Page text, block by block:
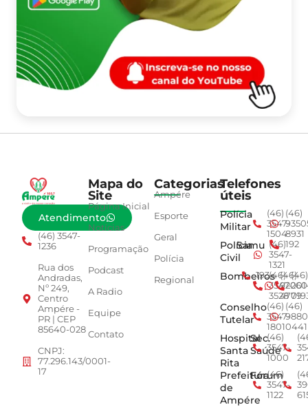
Atendimento
(46) 3547-
1236
Rua dos
Andradas,
Nº 249,
Centro
Ampére -
PR | CEP
85640-028
CNPJ:
77.296.143/0001-
17
Mapa do
Site
Página Inicial
Notícias
Programação
Podcast
A Radio
Equipe
Contato
Categorias
Ampére
Esporte
Geral
Polícia
Regional
Telefones
úteis
Polícia
Militar
(46)
3547-
1504
(46)
8931
Polícia
Civil
Samu (46)
3547-
1321
192
Bombeiros
193(46)
3547-
3528
(46)
4779
(46)
Conselho
Tutelar
(46)
3547-
1801
(46)
0441
Hospital
Santa
Rita
Sec.
Saúde
(46)
3547-
1000
Prefeitura
de
Ampére
Fórum
(46)
3547-
1122